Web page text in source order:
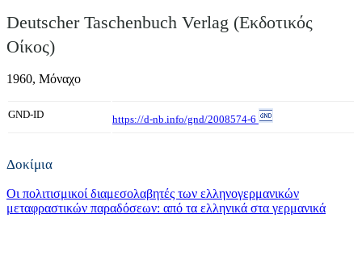
Deutscher Taschenbuch Verlag (Εκδοτικός
Οίκος)
1960, Μόναχο
GND-ID https://d-nb.info/gnd/2008574-6
Δοκίμια
Οι πολιτισμικοί διαμεσολαβητές των ελληνογερμανικών
μεταφραστικών παραδόσεων: από τα ελληνικά στα γερμανικά